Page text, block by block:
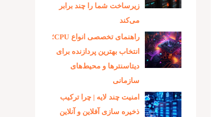
زیرساخت شما را چند برابر
می‌کند
راهنمای تخصصی انواع CPU؛
انتخاب بهترین پردازنده برای
دیتاسنترها و محیط‌های
سازمانی
امنیت چند لایه | چرا ترکیب
ذخیره‌ سازی آفلاین و آنلاین